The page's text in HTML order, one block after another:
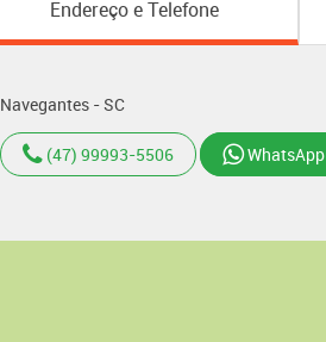
Endereço e Telefone
Navegantes - SC
(47) 99993-5506 WhatsApp